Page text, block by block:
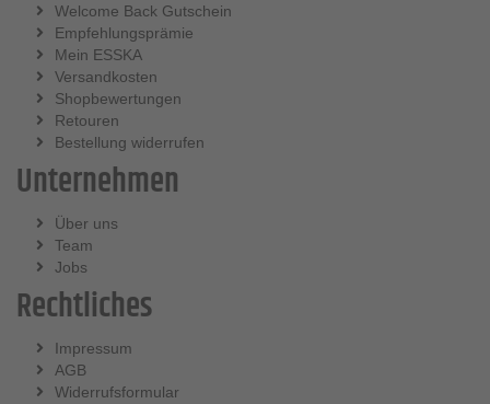
Welcome Back Gutschein
Empfehlungsprämie
Mein ESSKA
Versandkosten
Shopbewertungen
Retouren
Bestellung widerrufen
Unternehmen
Über uns
Team
Jobs
Rechtliches
Impressum
AGB
Widerrufsformular